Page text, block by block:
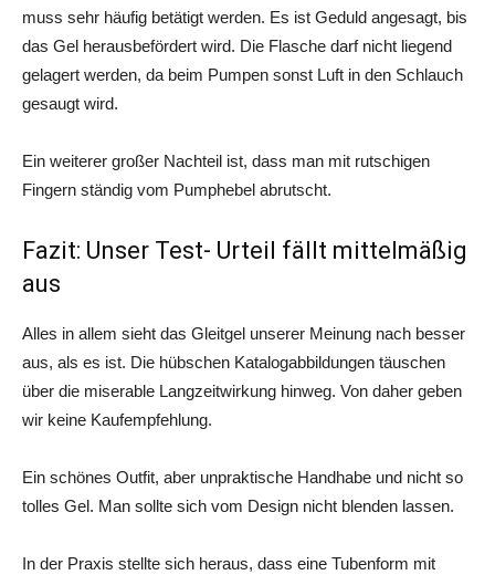
muss sehr häufig betätigt werden. Es ist Geduld angesagt, bis
das Gel herausbefördert wird. Die Flasche darf nicht liegend
gelagert werden, da beim Pumpen sonst Luft in den Schlauch
gesaugt wird.
Ein weiterer großer Nachteil ist, dass man mit rutschigen
Fingern ständig vom Pumphebel abrutscht.
Fazit: Unser Test- Urteil fällt mittelmäßig
aus
Alles in allem sieht das Gleitgel unserer Meinung nach besser
aus, als es ist. Die hübschen Katalogabbildungen täuschen
über die miserable Langzeitwirkung hinweg. Von daher geben
wir keine Kaufempfehlung.
Ein schönes Outfit, aber unpraktische Handhabe und nicht so
tolles Gel. Man sollte sich vom Design nicht blenden lassen.
In der Praxis stellte sich heraus, dass eine Tubenform mit